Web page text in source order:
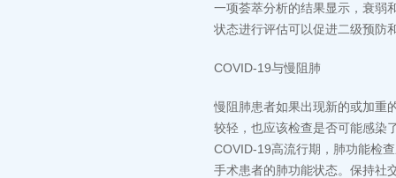
一项荟萃分析的结果显示，衰弱
状态进行评估可以促进二级预防
COVID-19与慢阻肺
慢阻肺患者如果出现新的或加重
较轻，也应该检查是否可能感染
COVID-19高流行期，肺功能检
手术患者的肺功能状态。保持社